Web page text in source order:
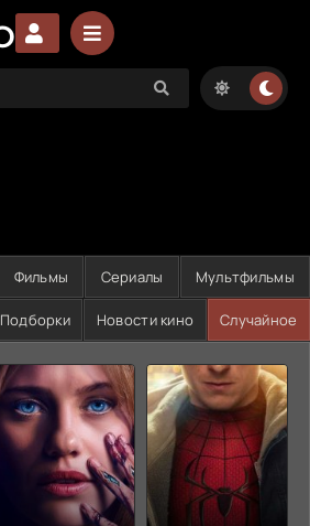
Фильмы Сериалы Мультфильмы
Подборки Новости кино Случайное